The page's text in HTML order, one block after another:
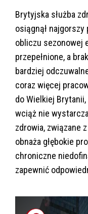
Brytyjska służba
osiągnął najgorszy
obliczu sezonowej
przepełnione, a
bardziej
coraz więcej
do Wielkiej
wciąż nie
zdrowia, związane
obnaża głębokie
chroniczne
zapewnić